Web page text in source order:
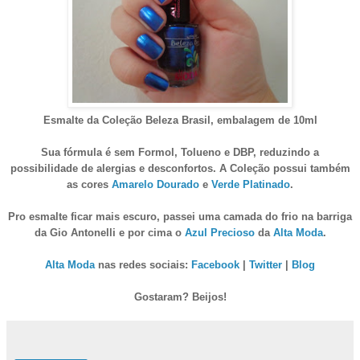
Esmalte da Coleção Beleza Brasil, embalagem de 10ml
Sua fórmula é sem Formol, Tolueno e DBP, reduzindo a
possibilidade de alergias e desconfortos. A Coleção possui também
as cores Amarelo Dourado e Verde Platinado.
Pro esmalte ficar mais escuro, passei uma camada do frio na barriga
da Gio Antonelli e por cima o Azul Preciosoda Alta Moda.
Alta Moda nas redes sociais: Facebook Twitter Blog
Gostaram? Beijos!